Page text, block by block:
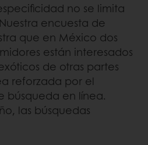
no se limita
encuesta de
que en México dos
están interesados
de otras partes
reforzada por el
búsqueda en línea.
las búsquedas